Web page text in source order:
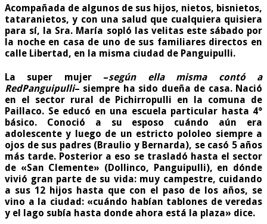
Acompañada de algunos de sus hijos, nietos, bisnietos,
tataranietos, y con una salud que cualquiera quisiera
para sí, la Sra. María sopló las velitas este sábado por
la noche en casa de uno de sus familiares directos en
calle Libertad, en la misma ciudad de Panguipulli.
La super mujer –según ella misma contó a
RedPanguipulli– siempre ha sido dueña de casa. Nació
en el sector rural de Pichirropulli en la comuna de
Paillaco. Se educó en una escuela particular hasta 4°
básico. Conoció a su esposo cuándo aún era
adolescente y luego de un estricto pololeo siempre a
ojos de sus padres (Braulio y Bernarda), se casó 5 años
más tarde. Posterior a eso se trasladó hasta el sector
de «San Clemente» (Dollinco, Panguipulli), en dónde
vivió gran parte de su vida: muy campestre, cuidando
a sus 12 hijos hasta que con el paso de los años, se
vino a la ciudad: «cuándo habían tablones de veredas
y el lago subía hasta donde ahora está la plaza» dice.